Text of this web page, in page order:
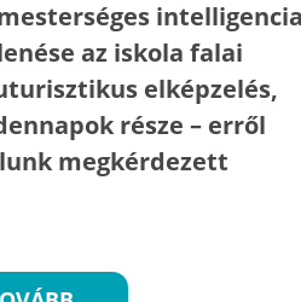
az iskola falai
elképzelés,
része – erről
megkérdezett